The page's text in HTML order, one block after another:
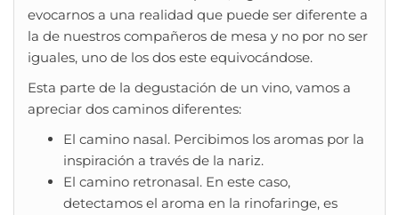
evocarnos a una realidad que puede ser diferente a
la de nuestros compañeros de mesa y no por no ser
iguales, uno de los dos este equivocándose.
Esta parte de la degustación de un vino, vamos a
apreciar dos caminos diferentes:
El camino nasal. Percibimos los aromas por la
inspiración a través de la nariz.
El camino retronasal. En este caso,
detectamos el aroma en la rinofaringe, es